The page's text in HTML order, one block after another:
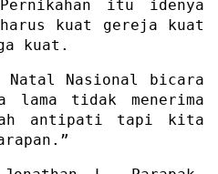
itu idenya
kuat gereja kuat
kuat.
Natal Nasional bicara
lama tidak menerima
antipati tapi kita